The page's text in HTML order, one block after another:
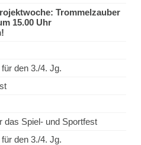
Trommelzauber
um 15.00 Uhr
den 3./4. Jg.
das Spiel- und Sportfest
den 3./4. Jg.